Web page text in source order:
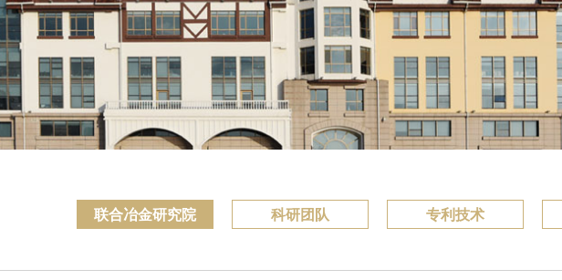
联合冶金研究院 科研团队 专利技术